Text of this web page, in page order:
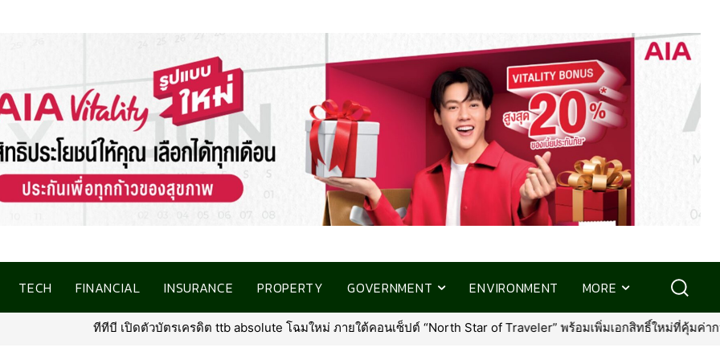
TECH FINANCIAL INSURANCE PROPERTY GOVERNMENT ENVIRONMENT MORE
ฉมใหม่ ภายใต้คอนเซ็ปต์ “North Star of Traveler” พร้อมเพิ่มเอกสิทธิ์ใหม่ที่คุ้มค่ากว่าเดิม•กรุงเทพประกันภัย ร่วมส่งความห่วงใยผู้ด้อ